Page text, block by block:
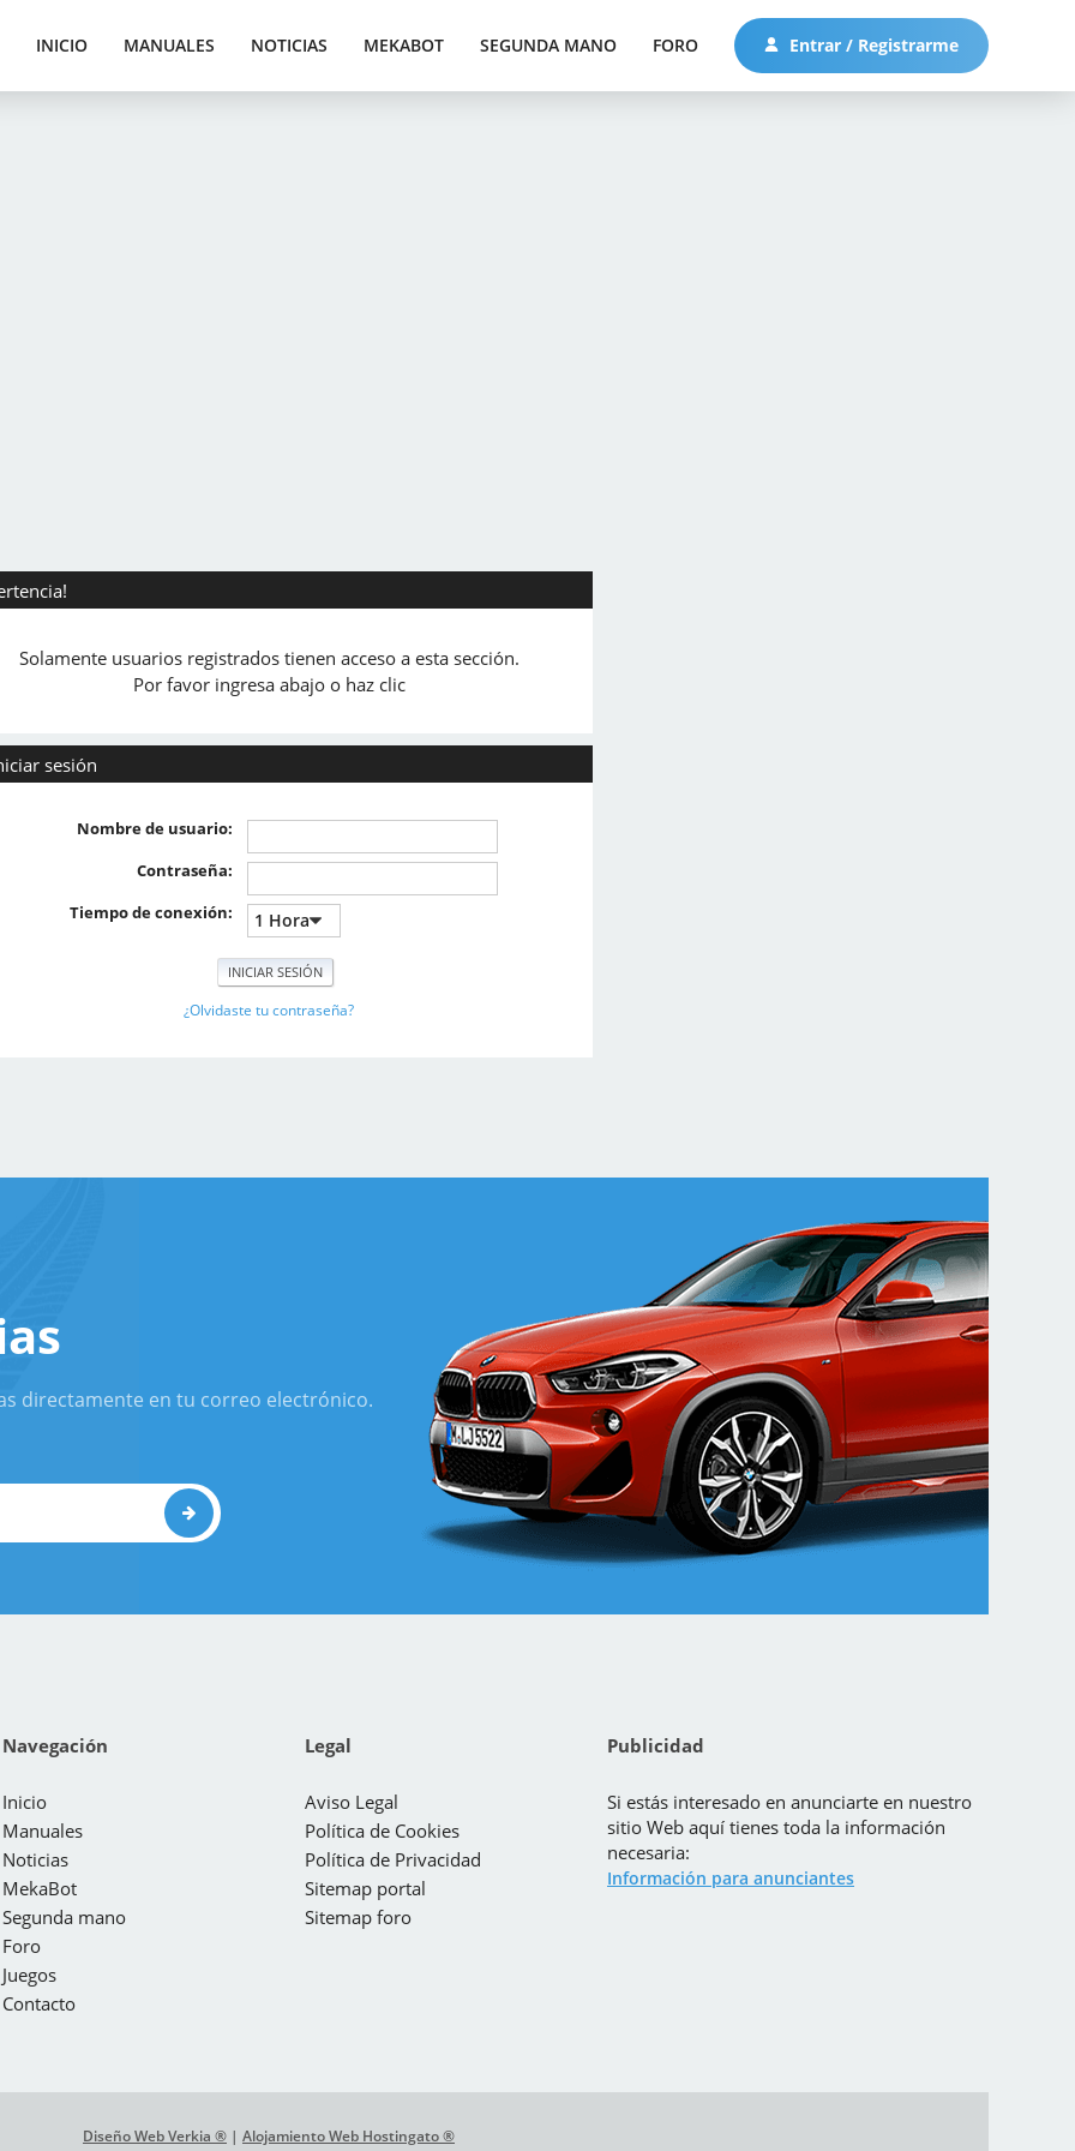
INICIO MANUALES NOTICIAS MEKABOT SEGUNDA MANO FORO Entrar / Registrarme
Solamente usuarios registrados tienen acceso a esta sección.
Por favor ingresa abajo o haz clic
sesión
Nombre de usuario:
Contraseña:
Tiempo de conexión:
¿Olvidaste tu contraseña?
directamente en tu correo electrónico.
Navegación
Inicio
Manuales
Noticias
MekaBot
Segunda mano
Foro
Juegos
Contacto
Legal
Aviso Legal
Política de Cookies
Política de Privacidad
Sitemap portal
Sitemap foro
Publicidad
Si estás interesado en anunciarte en nuestro
sitio Web aquí tienes toda la información
necesaria:
Información para anunciantes
Diseño Web Verkia ® | Alojamiento Web Hostingato ®